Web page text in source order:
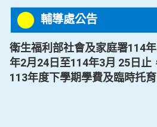
輔導處公告
衛生福利部社會及家庭署114
年2月24日至114年3月 25日止
113年度下學期學費及臨時托